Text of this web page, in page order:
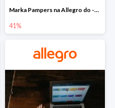
Marka Pampers na Allegro do -41%
41%